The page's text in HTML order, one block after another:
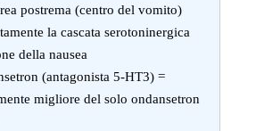
postrema (centro del vomito)
la cascata serotoninergica
della nausea
(antagonista 5-HT3) =
migliore del solo ondansetron